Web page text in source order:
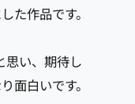
た作品です。
い、期待し
面白いです。